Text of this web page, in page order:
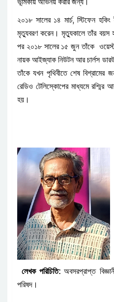
ভূমিকায় অভিনয় করার জন্য
২০১৮ সালের ১৪ মার্চ,স্টিফেন হকিং
মৃত্যুবরণ করেন। মৃত্যুকালে তাঁর বয়স
পর ২০১৮ সালের ১৫ জুন তাঁকে
নায়ক আইজ্যাক নিউটন আর চার্লস
তাঁকে যখন পৃথিবীতে শেষ বিশ্রামের
রেডিও টেলিস্কোপের মাধ্যমে রশ্মির
হয় ।
লেখক পরিচিতি: অবসরপ্রাপ্ত
পরিষদ ।